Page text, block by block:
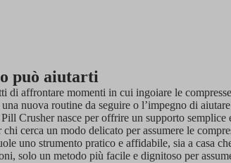
può aiutarti
di affrontare momenti in cui ingoiare le
una nuova routine da seguire o l’impegno di
Crusher nasce per offrire un supporto semplice
chi cerca un modo delicato per assumere le
uno strumento pratico e affidabile, sia a casa
solo un metodo più facile e dignitoso per